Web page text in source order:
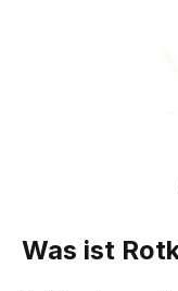
Was ist